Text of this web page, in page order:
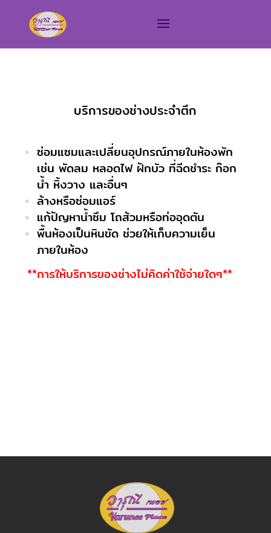
บริการของช่างประจำตึก
ซ่อมแซมและเปลี่ยนอุปกรณ์ภายในห้องพัก
เช่น พัดลม หลอดไฟ ฝักบัว ที่ฉีดชำระ ก๊อก
น้ำ หิ้งวาง และอื่นๆ
ล้างหรือซ่อมแอร์
แก้ปัญหาน้ำซึม โถส้วมหรือท่ออุดตัน
พื้นห้องเป็นหินขัด ช่วยให้เก็บความเย็น
ภายในห้อง
**การให้บริการของช่างไม่คิดค่าใช้จ่ายใดๆ**